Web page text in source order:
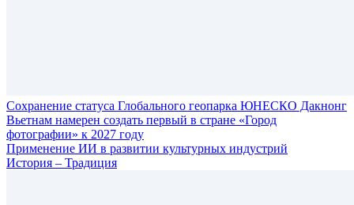
Сохранение статуса Глобального геопарка ЮНЕСКО Дакнонг
Вьетнам намерен создать первый в стране «Город
фотографии» к 2027 году
Применение ИИ в развитии культурных индустрий
История – Традиция